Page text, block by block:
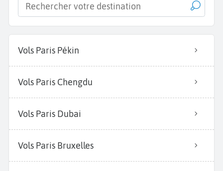
Vols Paris Pékin
Vols Paris Chengdu
Vols Paris Dubai
Vols Paris Bruxelles